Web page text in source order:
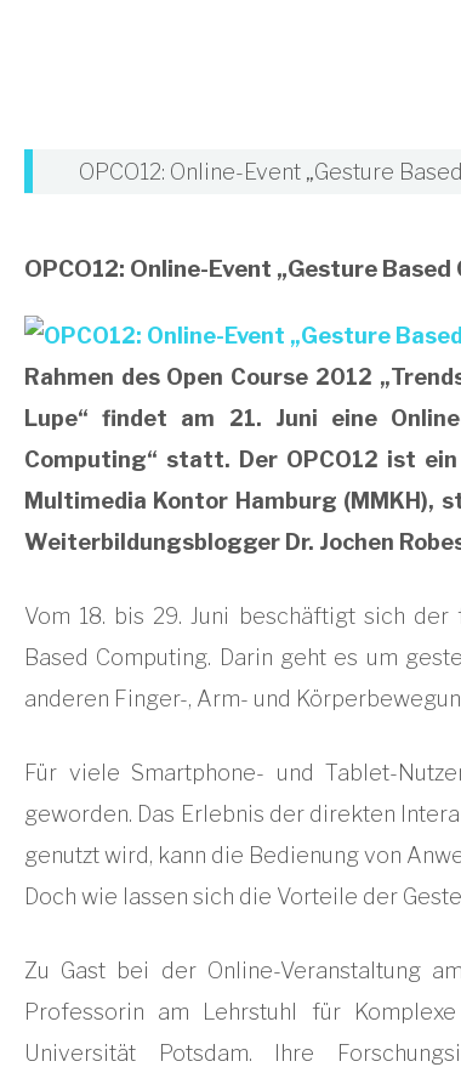
OPCO12: Online-Event „Gesture
OPCO12: Online-Event „Gesture
Rahmen des Open Course 2012
Lupe“ findet am 21. Juni eine
Computing“ statt. Der OPCO12 ist
Multimedia Kontor Hamburg (MMKH),
Weiterbildungsblogger Dr. Jochen
Vom 18. bis 29. Juni beschäftigt sich der
Based Computing. Darin geht es um
anderen Finger-, Arm- und
Für viele Smartphone- und Tablet-
geworden. Das Erlebnis der direkten
genutzt wird, kann die Bedienung von
Doch wie lassen sich die Vorteile der
Zu Gast bei der Online-Veranstaltung
Professorin am Lehrstuhl für
Universität Potsdam. Ihre